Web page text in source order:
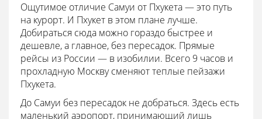
Ощутимое отличие Самуи от Пхукета — это путь
на курорт. И Пхукет в этом плане лучше.
Добираться сюда можно гораздо быстрее и
дешевле, а главное, без пересадок. Прямые
рейсы из России — в изобилии. Всего 9 часов и
прохладную Москву сменяют теплые пейзажи
Пхукета.
До Самуи без пересадок не добраться. Здесь есть
маленький аэропорт, принимающий лишь